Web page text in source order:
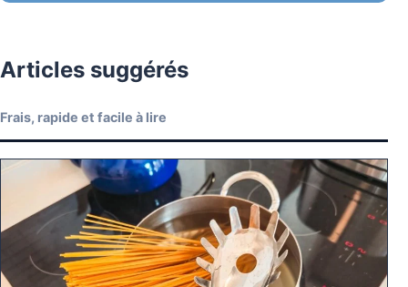
Articles suggérés
Frais, rapide et facile à lire